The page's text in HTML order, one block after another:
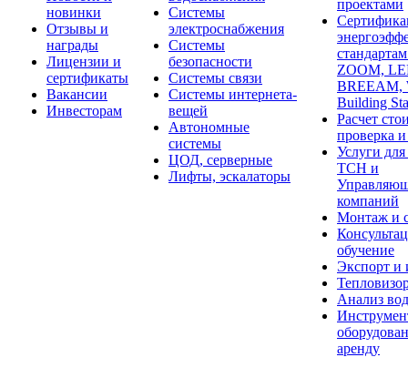
новинки
Отзывы и
награды
Лицензии и
сертификаты
Вакансии
Инвесторам
Системы
электроснабжения
Системы
безопасности
Системы связи
Системы интернета-
вещей
Автономные
системы
ЦОД, серверные
Лифты, эскалаторы
проектами
ZOOM,
BREEAM,
Building
Расчет
проверка
Услуги
ТСН и
компаний
Монтаж и
обучение
Экспорт и
Анализ
аренду